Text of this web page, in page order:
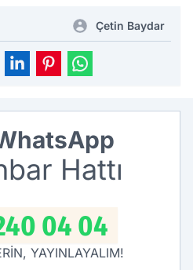
Çetin Baydar
Hattı
04 04
YAYINLAYALIM!